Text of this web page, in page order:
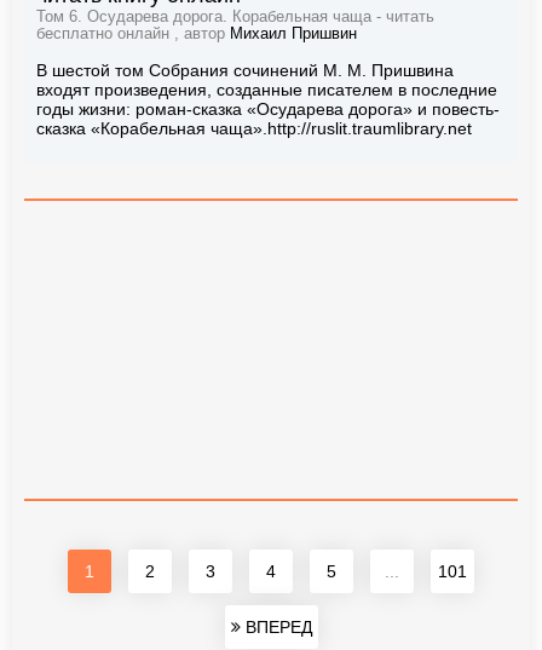
Том 6. Осударева дорога. Корабельная чаща - читать
бесплатно онлайн , автор Михаил Пришвин
В шестой том Собрания сочинений М. М. Пришвина
входят произведения, созданные писателем в последние
годы жизни: роман-сказка «Осударева дорога» и повесть-
сказка «Корабельная чаща».http://ruslit.traumlibrary.net
1 2 3 4 5 101
ВПЕРЕД